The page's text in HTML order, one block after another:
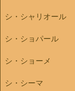
シ・シャリオール
シ・ショパール
シ・ショーメ
シ・シーマ